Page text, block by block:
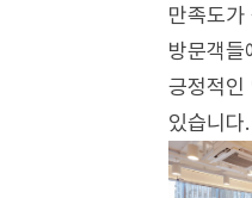
만족도가
방문객들
긍정적인
있습니다.